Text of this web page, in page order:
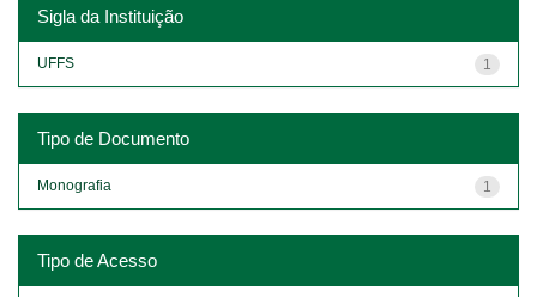
Sigla da Instituição
1
UFFS
Tipo de Documento
1
Monografia
Tipo de Acesso